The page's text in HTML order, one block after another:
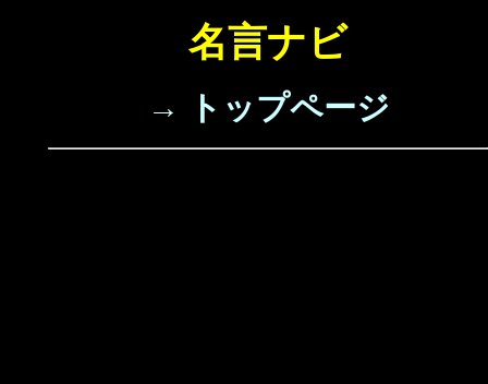
名言ナビ
→ トップページ